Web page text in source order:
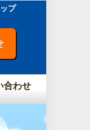
プ
合わせ